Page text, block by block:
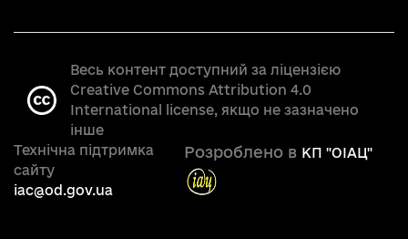
Весь контент доступний за ліцензією
Creative Commons Attribution 4.0
International license, якщо не зазначено
інше
Технічна підтримка
сайту
iac@od.gov.ua
Розроблено в КП "OIAЦ"